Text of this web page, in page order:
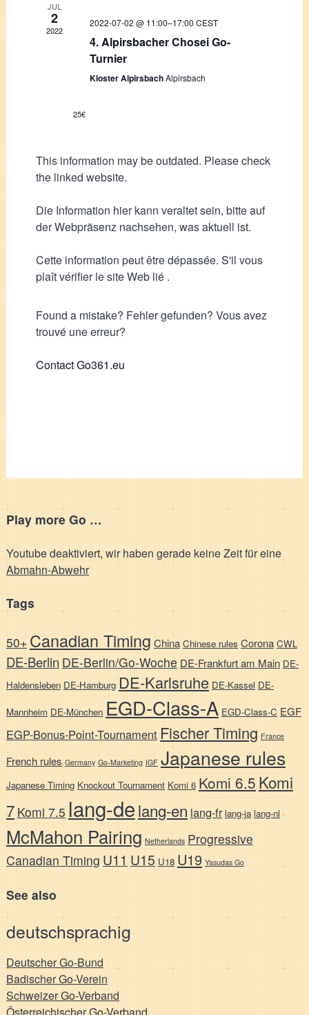
JUL
2
2022
2022-07-02 @ 11:00–17:00 CEST
4. Alpirsbacher Chosei Go-
Turnier
Kloster AlpirsbachAlpirsbach
25€
This information may be outdated. Please check
the linked website.
Die Information hier kann veraltet sein, bitte auf
der Webpräsenz nachsehen, was aktuell ist.
Cette information peut être dépassée. S'il vous
plaît vérifier le site Web lié .
Found a mistake? Fehler gefunden? Vous avez
trouvé une erreur?
Contact Go361.eu
Play more Go …
Youtube deaktiviert, wir haben gerade keine Zeit für eine
Abmahn-Abwehr
Tags
50+ Canadian Timing China Chinese rules Corona CWL
DE-Berlin DE-Berlin/Go-Woche DE-Frankfurt am Main DE-
Haldensleben DE-Hamburg DE-Karlsruhe DE-Kassel DE-
Mannheim DE-München EGD-Class-A EGD-Class-C EGF
EGP-Bonus-Point-Tournament Fischer Timing France
French rules Germany Go-Marketing IGF Japanese rules
Japanese Timing Knockout Tournament Komi 6 Komi 6.5 Komi
7 Komi 7.5 lang-delang-en lang-fr lang-ja lang-nl
McMahon Pairing Netherlands Progressive
Canadian Timing U11 U15 U18 U19 Yasudas Go
See also
deutschsprachig
Deutscher Go-Bund
Badischer Go-Verein
Schweizer Go-Verband